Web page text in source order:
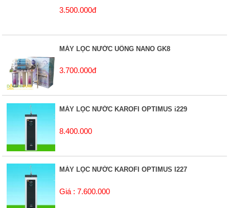
3.500.000đ
MÁY LỌC NƯỚC UỐNG NANO GK8
3.700.000đ
MÁY LỌC NƯỚC KAROFI OPTIMUS i229
8.400.000
MÁY LỌC NƯỚC KAROFI OPTIMUS I227
Giá : 7.600.000